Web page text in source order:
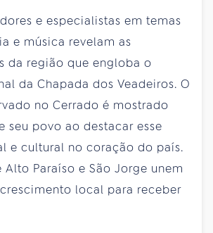
e especialistas em temas
e música revelam as
da região que engloba o
da Chapada dos Veadeiros. O
no Cerrado é mostrado
seu povo ao destacar esse
e cultural no coração do país.
Alto Paraíso e São Jorge unem
local para receber